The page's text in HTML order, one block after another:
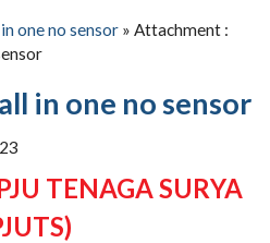
one no sensor » Attachment :
in one no sensor
TENAGA SURYA